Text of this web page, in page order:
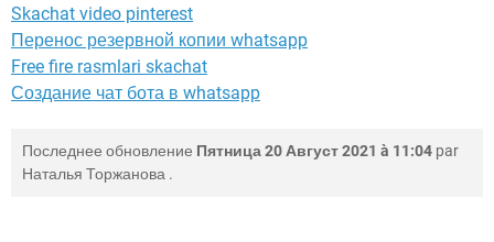
Skachat video pinterest
Перенос резервной копии whatsapp
Free fire rasmlari skachat
Создание чат бота в whatsapp
Последнее обновление Пятница 20 Август 2021 à 11:04 par
Наталья Торжанова .